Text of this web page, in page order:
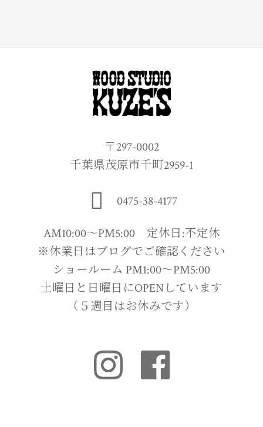
〒297-0002
千葉県茂原市千町2959-1
0475-38-4177
AM10:00〜PM5:00 定休日:不定休
※休業日はブログでご確認ください
ショールーム PM1:00〜PM5:00
土曜日と日曜日にOPENしています
（５週目はお休みです）